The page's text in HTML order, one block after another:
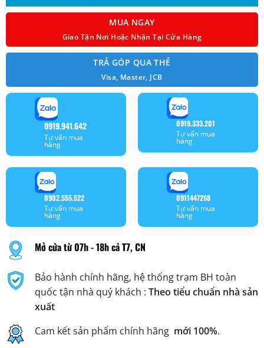
MUA NGAY
Giao Tận Nơi Hoặc Nhận Tại Cửa Hàng
TRẢ GÓP QUA THẺ
Visa, Master, JCB
0919.941.642
Tư vấn mua
hàng
0919.333.201
Tư vấn mua
hàng
0902.555.522
Tư vấn mua
hàng
0911447268
Tư vấn mua
hàng
Mở cửa từ 07h - 18h cả T7, CN
Bảo hành chính hãng, hệ thống trạm BH toàn
quốc tận nhà quý khách : Theo tiểu chuẩn nhà sản
xuất
Cam kết sản phẩm chính hãng mới 100%.